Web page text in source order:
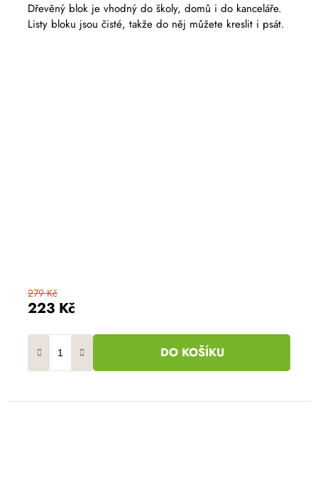
223 Kč
279 Kč
DO KOŠÍKU
Dřevěný blok je vhodný do školy, domů i do kanceláře.
Listy bloku jsou čisté, takže do něj můžete kreslit i psát.